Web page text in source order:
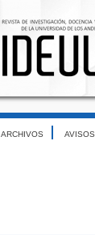
ARCHIVOS AVISOS